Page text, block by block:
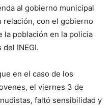
al gobierno municipal
relación, con el gobierno
la población en la policia
INEGI.
en el caso de los
el viernes 3 de
faltó sensibilidad y